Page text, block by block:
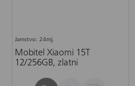
Jamstvo: 24mj.
Mobitel Xiaomi 15T
12/256GB, zlatni